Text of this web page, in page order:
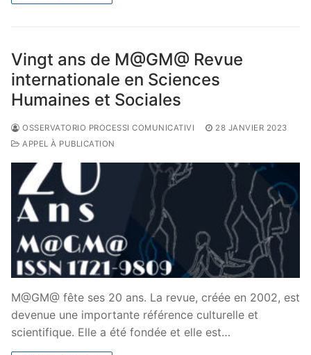
Vingt ans de M@GM@ Revue
internationale en Sciences
Humaines et Sociales
OSSERVATORIO PROCESSI COMUNICATIVI
28 JANVIER 2023
APPEL À PUBLICATION
M@GM@ fête ses 20 ans. La revue, créée en 2002, est
devenue une importante référence culturelle et
scientifique. Elle a été fondée et elle est…